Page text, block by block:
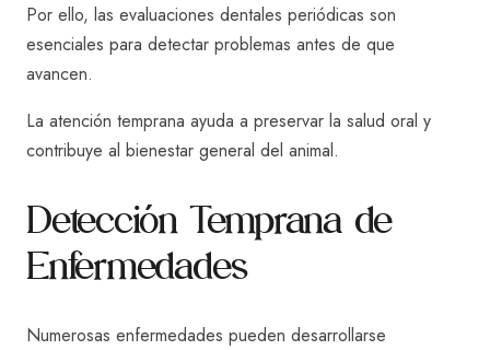
Por ello, las evaluaciones dentales periódicas son
esenciales para detectar problemas antes de que
avancen.
La atención temprana ayuda a preservar la salud oral y
contribuye al bienestar general del animal.
Detección Temprana de
Enfermedades
Numerosas enfermedades pueden desarrollarse